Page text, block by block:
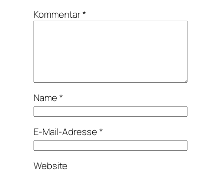
Kommentar*
Name*
E-Mail-Adresse*
Website